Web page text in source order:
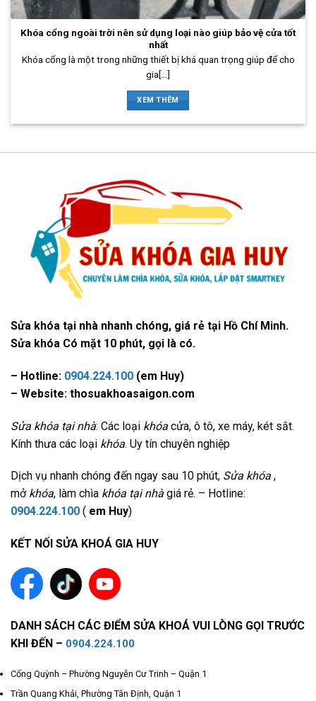
Khóa cổng ngoài trời nên sử dụng loại nào giúp bảo vệ cửa tốt
nhất
Khóa cổng là một trong những thiết bị khá quan trọng giúp để cho
gia[...]
XEM THÊM
Sửa khóa tại nhà nhanh chóng, giá rẻ tại Hồ Chí Minh.
Sửa khóa Có mặt 10 phút, gọi là có.
– Hotline: 0904.224.100 (em Huy)
– Website: thosuakhoasaigon.com
Sửa khóa tại nhà: Các loại khóa cửa, ô tô, xe máy, két sắt.
Kính thưa các loại khóa. Uy tín chuyên nghiệp
Dịch vụ nhanh chóng đến ngay sau 10 phút, Sửa khóa ,
mở khóa, làm chìa khóa tại nhà giá rẻ. – Hotline:
0904.224.100 ( em Huy)
KẾT NỐI SỬA KHOÁ GIA HUY
DANH SÁCH CÁC ĐIỂM SỬA KHOÁ VUI LÒNG GỌI TRƯỚC
KHI ĐẾN – 0904.224.100
Cống Quỳnh – Phường Nguyễn Cư Trinh – Quận 1
Trần Quang Khải, Phường Tân Định, Quận 1